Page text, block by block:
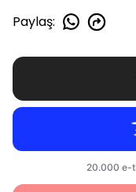
Paylaş: